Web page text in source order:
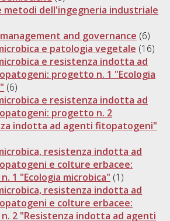
metodi dell'ingegneria industriale
and governance (6)
e patologia vegetale (16)
e resistenza indotta ad
progetto n. 1 "Ecologia
(6)
e resistenza indotta ad
progetto n. 2
indotta ad agenti fitopatogeni"
resistenza indotta ad
e colture erbacee:
1 "Ecologia microbica" (1)
resistenza indotta ad
e colture erbacee:
2 "Resistenza indotta ad agenti